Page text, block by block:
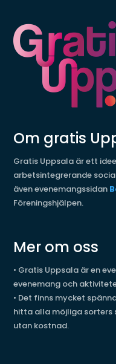
Om gratis
Gratis Uppsala är ett
arbetsintegrerande
även evenemangssidan
Föreningshjälpen.
Mer om oss
• Gratis Uppsala är en
evenemang och
• Det finns mycket
hitta alla möjliga sorters
utan kostnad.